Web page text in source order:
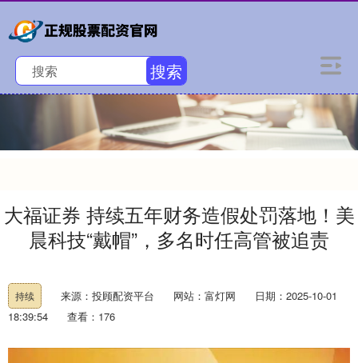
搜索
大福证券 持续五年财务造假处罚落地！美
晨科技“戴帽”，多名时任高管被追责
持续 来源：投顾配资平台 网站：富灯网
日期：2025-10-01
18:39:54
查看：176